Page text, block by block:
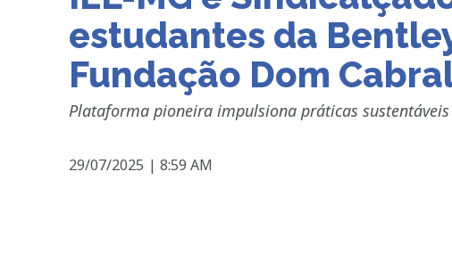
estudantes da
Fundação Dom
Plataforma pioneira impulsiona práticas
29/07/2025 | 8:59 AM